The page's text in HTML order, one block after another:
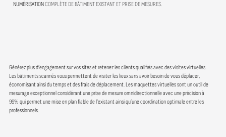
NUMÉRISATIONCOMPLÈTE DE BÂTIMENT EXISTANT ET PRISE DE MESURES.
Générez plus d’engagement sur vos sites et retenez les clients qualifiés avec des visites virtuelles.
Les bâtiments scannés vous permettent de visiter les lieux sans avoir besoin de vous déplacer,
économisant ainsi du temps et des frais de déplacement. Les maquettes virtuelles sont un outil de
mesurage exceptionnel considérant une prise de mesure omnidirectionnelle avec une précision à
99% qui permet une mise en plan fiable de l’existant ainsi qu’une coordination optimale entre les
professionnels.